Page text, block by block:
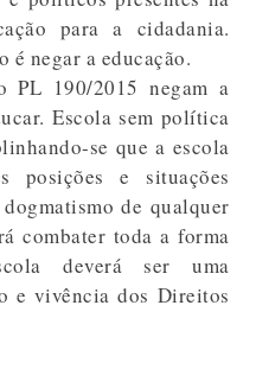
para a cidadania.
é negar a educação.
PL 190/2015 negam a
Escola sem política
se que a escola
posições e situações
de qualquer
combater toda a forma
deverá ser uma
e vivência dos Direitos